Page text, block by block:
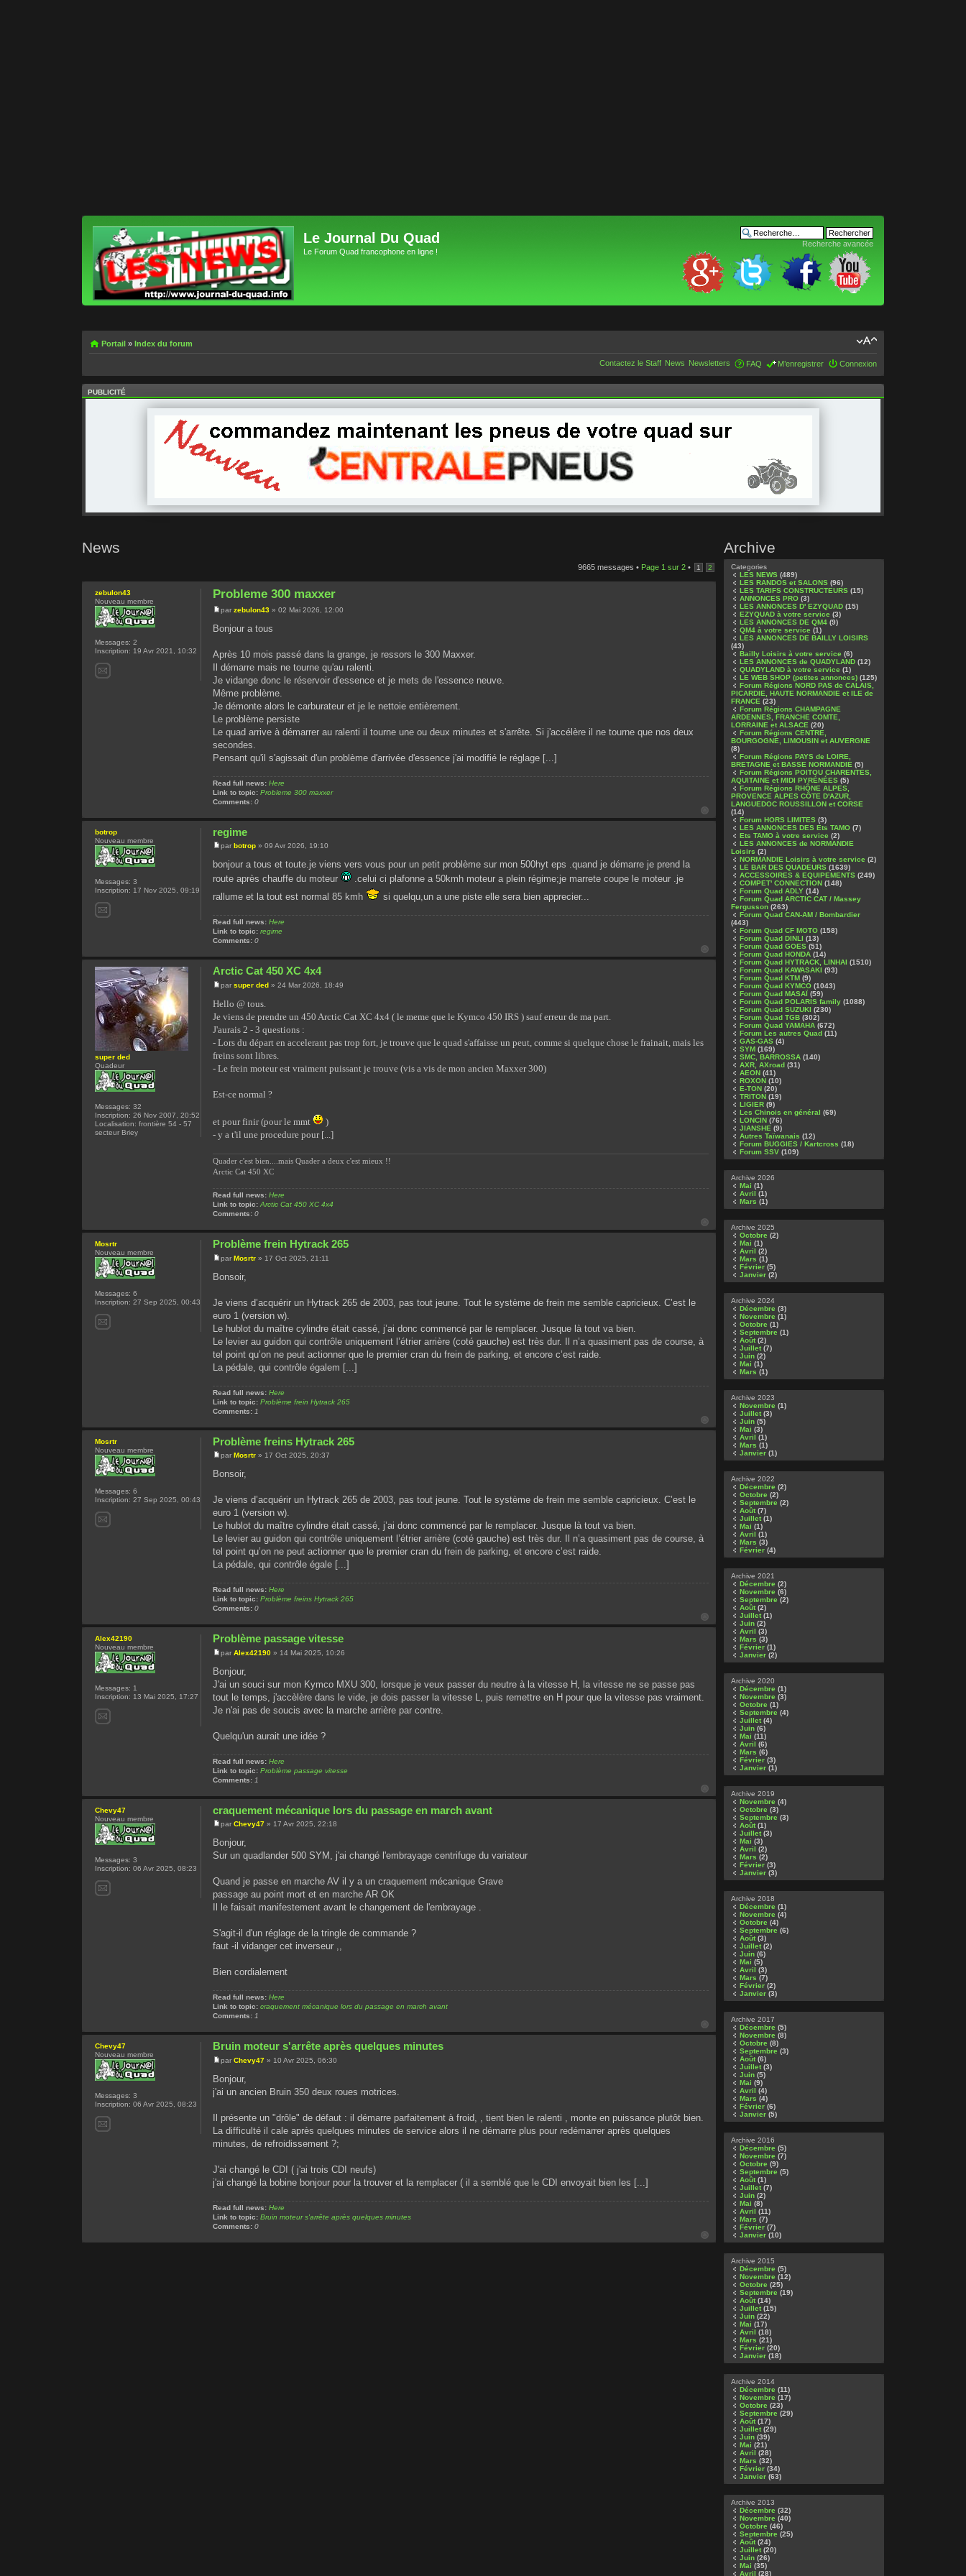
Le Journal Du Quad
Le Forum Quad francophone en ligne !
Recherche avancée
Portail »Index du forum
Contactez le Staff News Newsletters FAQ M’enregistrer Connexion
PUBLICITÉ
Archive
Categories
LES NEWS(489)
LES RANDOS et SALONS(96)
LES TARIFS CONSTRUCTEURS(15)
ANNONCES PRO(3)
LES ANNONCES D' EZYQUAD(15)
EZYQUAD à votre service (3)
LES ANNONCES DE QM4(9)
QM4 à votre service (1)
LES ANNONCES DE BAILLY LOISIRS
(43)
Bailly Loisirs à votre service (6)
LES ANNONCES de QUADYLAND(12)
QUADYLAND à votre service (1)
LE WEB SHOP (petites annonces)(125)
Forum Régions NORD PAS de CALAIS,
PICARDIE, HAUTE NORMANDIE et ILE de
FRANCE(23)
Forum Régions CHAMPAGNE
ARDENNES, FRANCHE COMTE,
LORRAINE et ALSACE(20)
Forum Régions CENTRE,
BOURGOGNE, LIMOUSIN et AUVERGNE
(8)
Forum Régions PAYS de LOIRE,
BRETAGNE et BASSE NORMANDIE(5)
Forum Régions POITOU CHARENTES,
AQUITAINE et MIDI PYRÉNÉES(5)
Forum Régions RHÔNE ALPES,
PROVENCE ALPES CÔTE D'AZUR,
LANGUEDOC ROUSSILLON et CORSE
(14)
Forum HORS LIMITES(3)
LES ANNONCES DES Ets TAMO(7)
Ets TAMO à votre service (2)
LES ANNONCES de NORMANDIE
Loisirs (2)
NORMANDIE Loisirs à votre service (2)
LE BAR DES QUADEURS(1639)
ACCESSOIRES & EQUIPEMENTS(249)
COMPET' CONNECTION (148)
Forum Quad ADLY(14)
Forum Quad ARCTIC CAT / Massey
Fergusson(263)
Forum Quad CAN-AM / Bombardier
(443)
Forum Quad CF MOTO(158)
Forum Quad DINLI (13)
Forum Quad GOES(51)
Forum Quad HONDA(14)
Forum Quad HYTRACK, LINHAI (1510)
Forum Quad KAWASAKI (93)
Forum Quad KTM (9)
Forum Quad KYMCO(1043)
Forum Quad MASAÏ (59)
Forum Quad POLARIS family(1088)
Forum Quad SUZUKI (230)
Forum Quad TGB(302)
Forum Quad YAMAHA(672)
Forum Les autres Quad (11)
GAS-GAS(4)
SYM (169)
SMC, BARROSSA(140)
AXR, AXroad (31)
AEON (41)
ROXON (10)
E-TON (20)
TRITON (19)
LIGIER(9)
Les Chinois en général (69)
LONCIN (76)
JIANSHE(9)
Autres Taïwanais (12)
Forum BUGGIES / Kartcross (18)
Forum SSV(109)
Archive 2026
Mai (1)
Avril
(1)
Mars (1)
Archive 2025
Octobre (2)
Mai (1)
Avril
(2)
Mars (1)
Février(5)
Janvier(2)
Archive 2024
Décembre (3)
Novembre (1)
Octobre (1)
Septembre (1)
Août(2)
Juillet(7)
Juin(2)
Mai (1)
Mars (1)
Archive 2023
Novembre (1)
Juillet(3)
Juin(5)
Mai (3)
Avril
(1)
Mars (1)
Janvier(1)
Archive 2022
Décembre (2)
Octobre (2)
Septembre (2)
Août(7)
Juillet(1)
Mai (1)
Avril
(1)
Mars (3)
Février(4)
Archive 2021
Décembre (2)
Novembre (6)
Septembre (2)
Août(2)
Juillet(1)
Juin(2)
Avril
(3)
Mars (3)
Février(1)
Janvier(2)
Archive 2020
Décembre (1)
Novembre (3)
Octobre (1)
Septembre (4)
Juillet(4)
Juin(6)
Mai (11)
Avril
(6)
Mars (6)
Février(3)
Janvier(1)
Archive 2019
Novembre (4)
Octobre (3)
Septembre (3)
Août(1)
Juillet(3)
Mai (3)
Avril
(2)
Mars (2)
Février(3)
Janvier(3)
Archive 2018
Décembre (1)
Novembre (4)
Octobre (4)
Septembre (6)
Août(3)
Juillet(2)
Juin(6)
Mai (5)
Avril
(3)
Mars (7)
Février(2)
Janvier(3)
Archive 2017
Décembre (5)
Novembre (8)
Octobre (8)
Septembre (3)
Août(6)
Juillet(3)
Juin(5)
Mai (9)
Avril
(4)
Mars (4)
Février(6)
Janvier(5)
Archive 2016
Décembre (5)
Novembre (7)
Octobre (9)
Septembre (5)
Août(1)
Juillet(7)
Juin(2)
Mai (8)
Avril
(11)
Mars (7)
Février(7)
Janvier(10)
Archive 2015
Décembre (5)
Novembre (12)
Octobre (25)
Septembre (19)
Août(14)
Juillet(15)
Juin(22)
Mai (17)
Avril
(18)
Mars (21)
Février(20)
Janvier(18)
Archive 2014
Décembre (11)
Novembre (17)
Octobre (23)
Septembre (29)
Août(17)
Juillet(29)
Juin(39)
Mai (21)
Avril
(28)
Mars (32)
Février(34)
Janvier(63)
Archive 2013
Décembre (32)
Novembre (40)
Octobre (46)
Septembre (25)
Août(24)
Juillet(20)
Juin(26)
Mai (35)
Avril
(28)
News
9665 messages • Page 1sur 2• 1 2
Probleme 300 maxxer
parzebulon43 » 02 Mai 2026, 12:00
Bonjour a tous
Après 10 mois passé dans la grange, je ressors le 300 Maxxer.
Il démarre mais ne tourne qu'au ralenti.
Je vidange donc le réservoir d'essence et je mets de l'essence neuve.
Même problème.
Je démonte alors le carburateur et je le nettoie entièrement.
Le problème persiste
Le quad arrive à démarrer au ralenti il tourne une ou deux minutes et s'arrête. Si j'accélère il ne tourne que nos deux
secondes.
Pensant qu'il s'agissait d'un problème d'arrivée d'essence j'ai modifié le réglage [...]
Read full news: Here
Link to topic: Probleme 300 maxxer
Comments: 0
zebulon43
Nouveau membre
Messages: 2
Inscription: 19 Avr 2021, 10:32
regime
parbotrop » 09 Avr 2026, 19:10
bonjour a tous et toute.je viens vers vous pour un petit problème sur mon 500hyt eps .quand je démarre je prend la
route après chauffe du moteur
.celui ci plafonne a 50kmh moteur a plein régime;je marrete coupe le moteur .je
rallume et la tout est normal 85 kmh
si quelqu,un a une piste elle sera bien apprecier...
Read full news: Here
Link to topic: regime
Comments: 0
botrop
Nouveau membre
Messages: 3
Inscription: 17 Nov 2025, 09:19
Arctic Cat 450 XC 4x4
parsuper ded » 24 Mar 2026, 18:49
Hello @ tous.
Je viens de prendre un 450 Arctic Cat XC 4x4 ( le meme que le Kymco 450 IRS ) sauf erreur de ma part.
J'aurais 2 - 3 questions :
- Lors du départ en accelerant pas trop fort, je trouve que le quad s'affaisse un peut, comme si quelque chose le frainait, mais les
freins sont libres.
- Le frein moteur est vraiment puissant je trouve (vis a vis de mon ancien Maxxer 300)
Est-ce normal ?
et pour finir (pour le mmt
)
- y a t'il une procedure pour [...]
Quader c'est bien....mais Quader a deux c'est mieux !!
Arctic Cat 450 XC
Read full news: Here
Link to topic: Arctic Cat 450 XC 4x4
Comments: 0
super ded
Quadeur
Messages: 32
Inscription: 26 Nov 2007, 20:52
Localisation: frontière 54 - 57
secteur Briey
Problème frein Hytrack 265
parMosrtr » 17 Oct 2025, 21:11
Bonsoir,
Je viens d’acquérir un Hytrack 265 de 2003, pas tout jeune. Tout le système de frein me semble capricieux. C’est le
euro 1 (version w).
Le hublot du maître cylindre était cassé, j’ai donc commencé par le remplacer. Jusque là tout va bien.
Le levier au guidon qui contrôle uniquement l’étrier arrière (coté gauche) est très dur. Il n’a quasiment pas de course, à
tel point qu’on ne peut actionner que le premier cran du frein de parking, et encore c’est raide.
La pédale, qui contrôle égalem [...]
Read full news: Here
Link to topic: Problème frein Hytrack 265
Comments: 1
Mosrtr
Nouveau membre
Messages: 6
Inscription: 27 Sep 2025, 00:43
Problème freins Hytrack 265
parMosrtr » 17 Oct 2025, 20:37
Bonsoir,
Je viens d’acquérir un Hytrack 265 de 2003, pas tout jeune. Tout le système de frein me semble capricieux. C’est le
euro 1 (version w).
Le hublot du maître cylindre était cassé, j’ai donc commencé par le remplacer. Jusque là tout va bien.
Le levier au guidon qui contrôle uniquement l’étrier arrière (coté gauche) est très dur. Il n’a quasiment pas de course, à
tel point qu’on ne peut actionner que le premier cran du frein de parking, et encore c’est raide.
La pédale, qui contrôle égale [...]
Read full news: Here
Link to topic: Problème freins Hytrack 265
Comments: 0
Mosrtr
Nouveau membre
Messages: 6
Inscription: 27 Sep 2025, 00:43
Problème passage vitesse
parAlex42190 » 14 Mai 2025, 10:26
Bonjour,
J'ai un souci sur mon Kymco MXU 300, lorsque je veux passer du neutre à la vitesse H, la vitesse ne se passe pas
tout le temps, j'accèlère dans le vide, je dois passer la vitesse L, puis remettre en H pour que la vitesse pas vraiment.
Je n'ai pas de soucis avec la marche arrière par contre.
Quelqu'un aurait une idée ?
Read full news: Here
Link to topic: Problème passage vitesse
Comments: 1
Alex42190
Nouveau membre
Messages: 1
Inscription: 13 Mai 2025, 17:27
craquement mécanique lors du passage en march avant
parChevy47 » 17 Avr 2025, 22:18
Bonjour,
Sur un quadlander 500 SYM, j'ai changé l'embrayage centrifuge du variateur
Quand je passe en marche AV il y a un craquement mécanique Grave
passage au point mort et en marche AR OK
Il le faisait manifestement avant le changement de l'embrayage .
S'agit-il d'un réglage de la tringle de commande ?
faut -il vidanger cet inverseur ,,
Bien cordialement
Read full news: Here
Link to topic: craquement mécanique lors du passage en march avant
Comments: 1
Chevy47
Nouveau membre
Messages: 3
Inscription: 06 Avr 2025, 08:23
Bruin moteur s'arrête après quelques minutes
parChevy47 » 10 Avr 2025, 06:30
Bonjour,
j'ai un ancien Bruin 350 deux roues motrices.
Il présente un "drôle" de défaut : il démarre parfaitement à froid, , tient bien le ralenti , monte en puissance plutôt bien.
La difficulté il cale après quelques minutes de service alors il ne démarre plus pour redémarrer après quelques
minutes, de refroidissement ?;
J'ai changé le CDI ( j'ai trois CDI neufs)
j'ai changé la bobine bonjour pour la trouver et la remplacer ( il a semblé que le CDI envoyait bien les [...]
Read full news: Here
Link to topic: Bruin moteur s'arrête après quelques minutes
Comments: 0
Chevy47
Nouveau membre
Messages: 3
Inscription: 06 Avr 2025, 08:23